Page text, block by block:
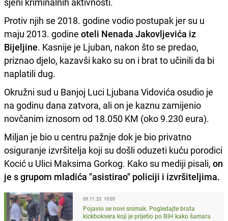
Protiv njih se 2018. godine vodio postupak jer su u
maju 2013. godine oteli Nenada Jakovljevića iz
Bijeljine. Kasnije je Ljuban, nakon što se predao,
priznao djelo, kazavši kako su on i brat to učinili da bi
naplatili dug.
Okružni sud u Banjoj Luci Ljubana Vidovića osudio je
na godinu dana zatvora, ali on je kaznu zamijenio
novčanim iznosom od 18.050 KM (oko 9.230 eura).
Miljan je bio u centru pažnje dok je bio privatno
osiguranje izvršitelja koji su došli oduzeti kuću porodici
Kocić u Ulici Maksima Gorkog. Kako su mediji pisali, on
je s grupom mladića "asistirao" policiji i izvršiteljima.
09.11.23. 10:05
Pojavio se novi snimak. Pogledajte brata
kickboksera koji je prijetio po BiH kako šamara